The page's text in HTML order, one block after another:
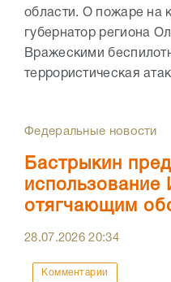
области. О пожаре на
губернатор региона
Вражескими
террористическая
Федеральные новости
Бастрыкин
использование
отягчающим
28.07.202620:34
Комментарии